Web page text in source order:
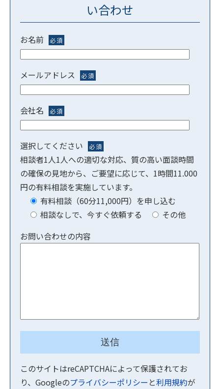
い合わせ
お名前 必須
メールアドレス 必須
会社名 必須
選択してください 必須
相談者1人1人への適切な対応、質の高い面談時間
の確保の見地から、ご要望に応じて、1時間11.000
円の有料相談を実施しています。
有料相談（60分11,000円）を申し込む
相談なしで、今すぐ依頼する
その他
お問い合わせの内容
このサイトはreCAPTCHAによって保護されてお
り、Googleのプライバシーポリシー と利用規約が